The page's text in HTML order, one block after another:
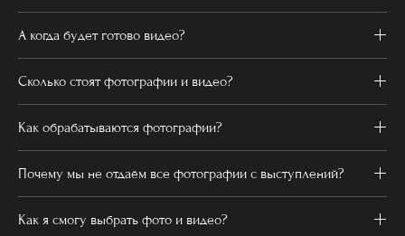
А когда будет готово видео?
Сколько стоят фотографии и видео?
Как обрабатываются фотографии?
Почему мы не отдаём все фотографии с выступлений?
Как я смогу выбрать фото и видео?